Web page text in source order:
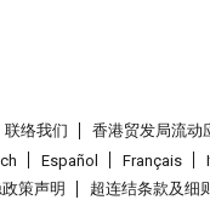
联络我们 香港贸发局流动
Español Français
策声明 超连结条款及细